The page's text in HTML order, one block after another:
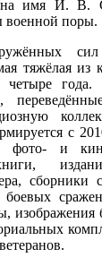
на имя И. В.
военной поры.
сил
тяжёлая из
четыре
с
фото- и
сборники
боевых
изображения